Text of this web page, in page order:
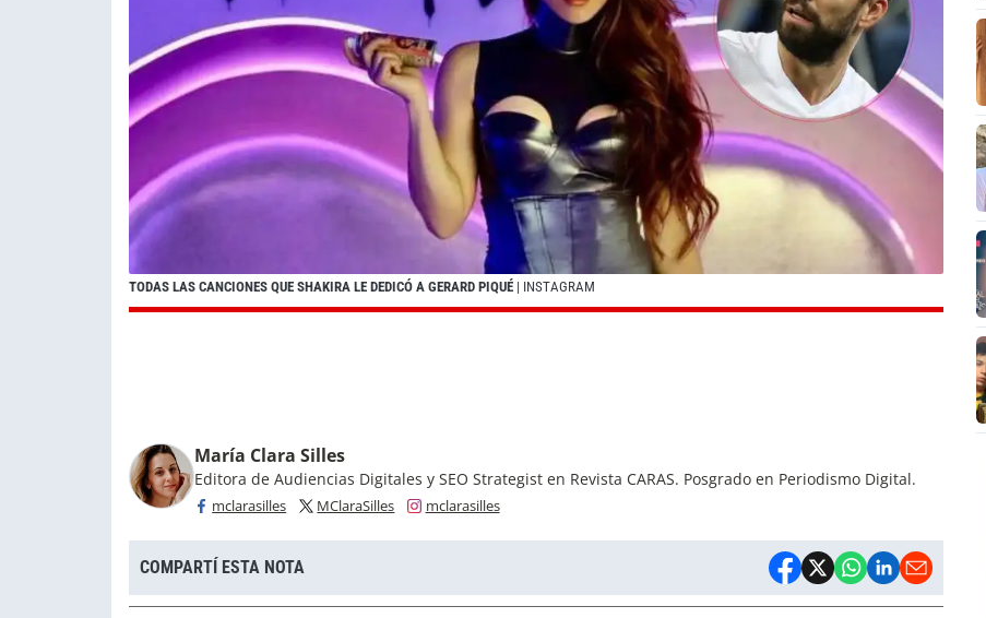
TODAS LAS CANCIONES QUE SHAKIRA LE DEDICÓ A GERARD PIQUÉ | INSTAGRAM
María Clara Silles
Editora de Audiencias Digitales y SEO Strategist en Revista CARAS. Posgrado en Periodismo Digital.
mclarasilles MClaraSilles mclarasilles
COMPARTÍ ESTA NOTA